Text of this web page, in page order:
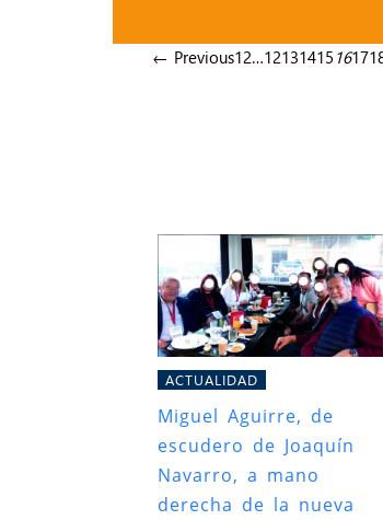
← Previous12…12131415 1617
ACTUALIDAD
Miguel Aguirre, de
escudero de Joaquín
Navarro, a mano
derecha de la nueva